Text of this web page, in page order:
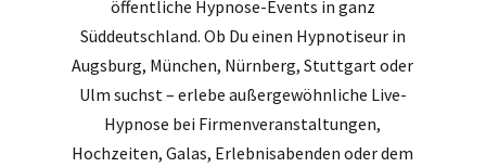
öffentliche Hypnose-Events in ganz
Süddeutschland. Ob Du einen Hypnotiseur in
Augsburg, München, Nürnberg, Stuttgart oder
Ulm suchst – erlebe außergewöhnliche Live-
Hypnose bei Firmenveranstaltungen,
Hochzeiten, Galas, Erlebnisabenden oder dem